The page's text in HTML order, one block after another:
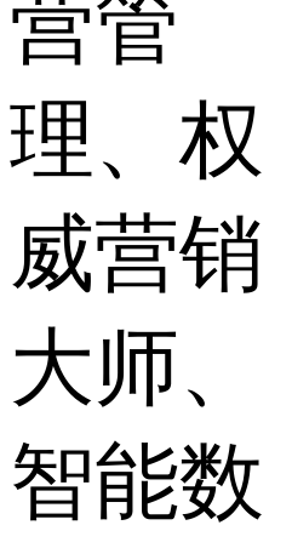
营管
理、权
威营销
大师、
智能数